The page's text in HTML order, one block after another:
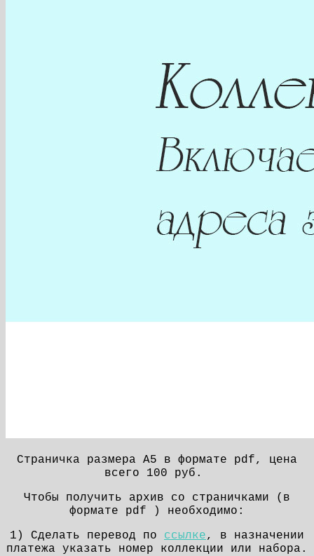
Страничка размера А5 в формате pdf, цена
всего 100 руб.
Чтобы получить архив со страничками (в
формате pdf ) необходимо:
1) Сделать перевод по ссылке, в назначении
платежа указать номер коллекции или набора.